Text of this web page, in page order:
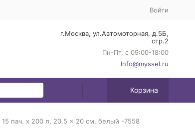
Войти
г.Москва, ул.Автомоторная, д.5Б,
стр.2
Пн-Пт, с 09:00-18:00
Info@myssel.ru
Корзина
пач. х 200 л, 20.5 × 20 см, белый -7558